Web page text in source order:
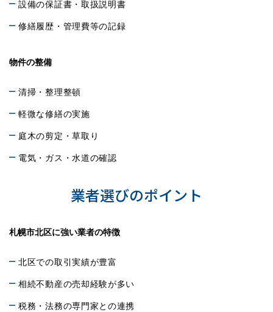
設備の保証書・取扱説明書
修繕履歴・管理費等の記録
物件の整備
清掃・整理整頓
軽微な修繕の実施
庭木の剪定・草取り
電気・ガス・水道の確認
業者選びのポイント
札幌市北区に強い業者の特徴
北区での取引実績が豊富
相続不動産の売却経験が多い
税務・法務の専門家との連携